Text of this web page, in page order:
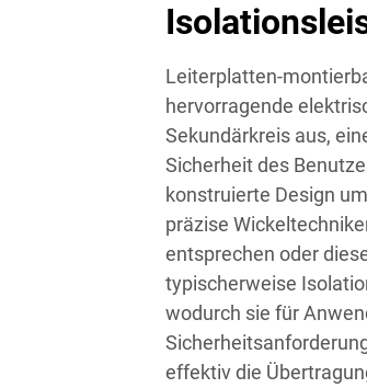
Leiterplatten-
hervorragende
Sekundärkreis aus,
Sicherheit des
konstruierte Design
präzise
entsprechen oder
typischerweise
wodurch sie für
effektiv die